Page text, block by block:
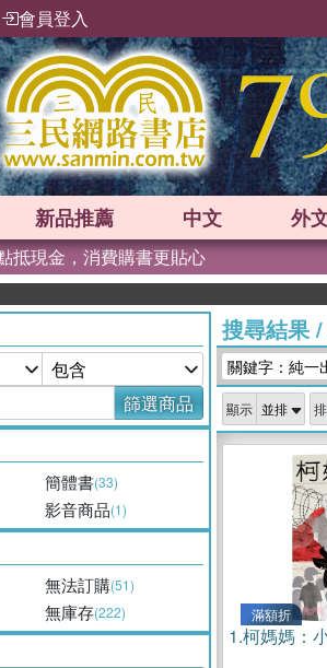
會員登入
新品推薦 中文 外
抵現金，消費購書更貼心
篩選商品
簡體書(33)
影音商品(1)
無法訂購(51)
無庫存(222)
搜尋結果/
關鍵字：純一
顯示
滿額折
1.柯媽媽：